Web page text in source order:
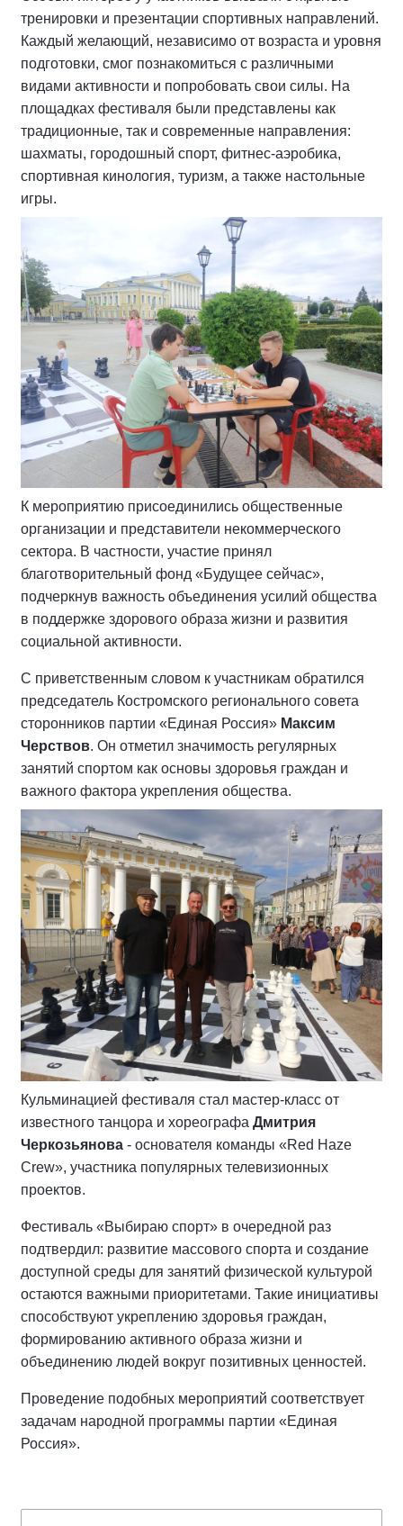
тренировки и презентации спортивных направлений.
Каждый желающий, независимо от возраста и уровня
подготовки, смог познакомиться с различными
видами активности и попробовать свои силы. На
площадках фестиваля были представлены как
традиционные, так и современные направления:
шахматы, городошный спорт, фитнес-аэробика,
спортивная кинология, туризм, а также настольные
игры.
К мероприятию присоединились общественные
организации и представители некоммерческого
сектора. В частности, участие принял
благотворительный фонд «Будущее сейчас»,
подчеркнув важность объединения усилий общества
в поддержке здорового образа жизни и развития
социальной активности.
С приветственным словом к участникам обратился
председатель Костромского регионального совета
сторонников партии «Единая Россия» Максим
Черствов. Он отметил значимость регулярных
занятий спортом как основы здоровья граждан и
важного фактора укрепления общества.
Кульминацией фестиваля стал мастер-класс от
известного танцора и хореографа Дмитрия
Черкозьянова - основателя команды «Red Haze
Crew», участника популярных телевизионных
проектов.
Фестиваль «Выбираю спорт» в очередной раз
подтвердил: развитие массового спорта и создание
доступной среды для занятий физической культурой
остаются важными приоритетами. Такие инициативы
способствуют укреплению здоровья граждан,
формированию активного образа жизни и
объединению людей вокруг позитивных ценностей.
Проведение подобных мероприятий соответствует
задачам народной программы партии «Единая
Россия».